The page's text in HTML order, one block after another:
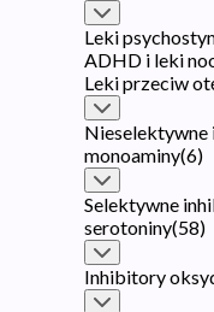
Leki
ADHD i leki
Leki przeciw
monoaminy(6)
Selektywne
serotoniny(58)
Inhibitory